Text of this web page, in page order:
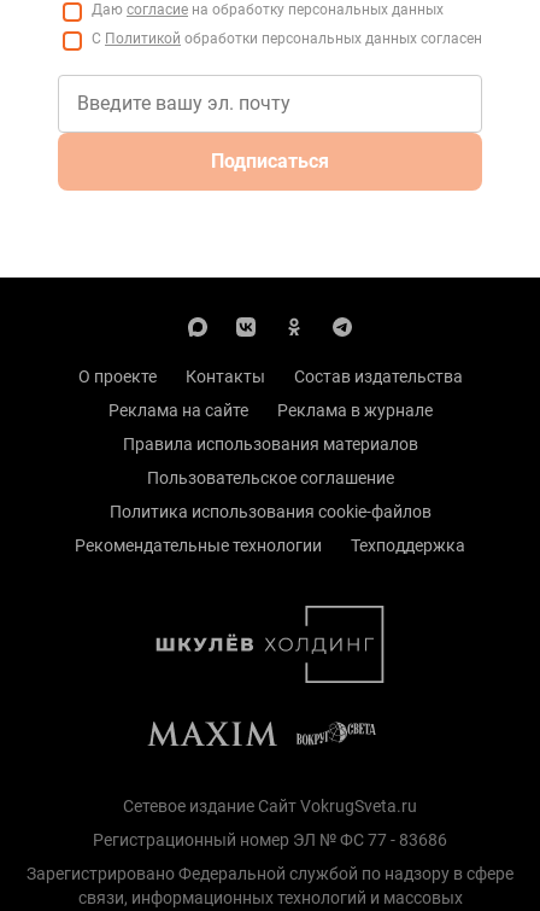
Даю согласие на обработку персональных данных
С Политикой обработки персональных данных согласен
Подписаться
О проекте Контакты
Состав издательства
Реклама на сайте
Реклама в журнале
Правила использования материалов
Пользовательское соглашение
Политика использования cookie-файлов
Рекомендательные технологии
Техподдержка
Сетевое издание Сайт VokrugSveta.ru
Регистрационный номер ЭЛ № ФС 77 - 83686
Зарегистрировано Федеральной службой по надзору в сфере
связи, информационных технологий и массовых